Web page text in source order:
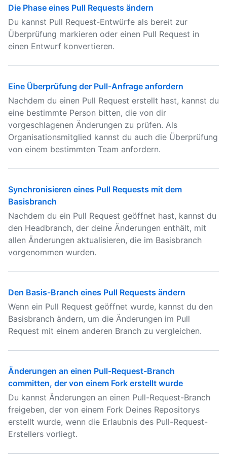
Die Phase eines Pull Requests ändern
Du kannst Pull Request-Entwürfe als bereit zur
Überprüfung markieren oder einen Pull Request in
einen Entwurf konvertieren.
Eine Überprüfung der Pull-Anfrage anfordern
Nachdem du einen Pull Request erstellt hast, kannst du
eine bestimmte Person bitten, die von dir
vorgeschlagenen Änderungen zu prüfen. Als
Organisationsmitglied kannst du auch die Überprüfung
von einem bestimmten Team anfordern.
Synchronisieren eines Pull Requests mit dem
Basisbranch
Nachdem du ein Pull Request geöffnet hast, kannst du
den Headbranch, der deine Änderungen enthält, mit
allen Änderungen aktualisieren, die im Basisbranch
vorgenommen wurden.
Den Basis-Branch eines Pull Requests ändern
Wenn ein Pull Request geöffnet wurde, kannst du den
Basisbranch ändern, um die Änderungen im Pull
Request mit einem anderen Branch zu vergleichen.
Änderungen an einen Pull-Request-Branch
committen, der von einem Fork erstellt wurde
Du kannst Änderungen an einen Pull-Request-Branch
freigeben, der von einem Fork Deines Repositorys
erstellt wurde, wenn die Erlaubnis des Pull-Request-
Erstellers vorliegt.